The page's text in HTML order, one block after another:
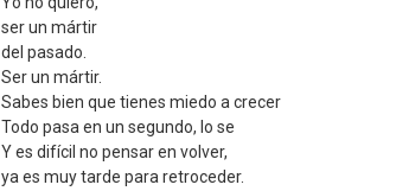
ser un mártir
del pasado.
Ser un mártir.
Sabes bien que tienes miedo a crecer
Todo pasa en un segundo, lo se
Y es difícil no pensar en volver,
ya es muy tarde para retroceder.